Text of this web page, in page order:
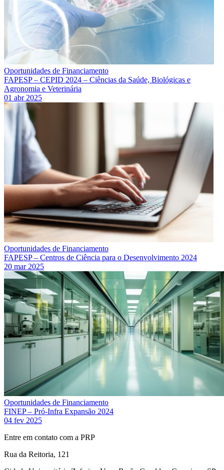
Oportunidades de Financiamento
FAPESP – CEPID 2024 – Ciências da Saúde, Biológicas e
Agronomia e Veterinária
01 abr 2025
Oportunidades de Financiamento
FAPESP – Centros de Ciência para o Desenvolvimento 2024
20 mar 2025
Oportunidades de Financiamento
FINEP – Pró-Infra Expansão 2024
04 fev 2025
Entre em contato com a PRP
Rua da Reitoria, 121